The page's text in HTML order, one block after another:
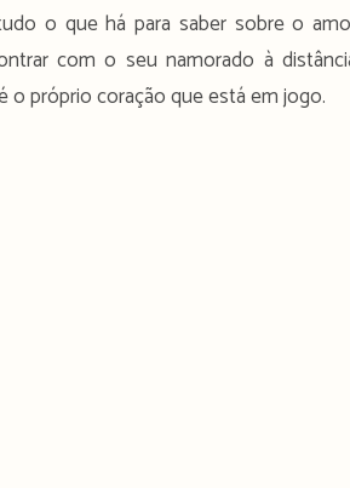
o que há para saber sobre o
com o seu namorado à
o próprio coração que está em jogo.